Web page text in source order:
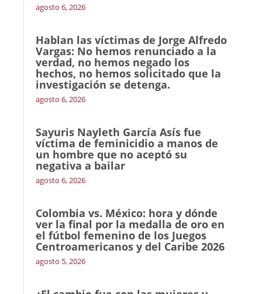
agosto 6, 2026
Hablan las víctimas de Jorge Alfredo
Vargas: No hemos renunciado a la
verdad, no hemos negado los
hechos, no hemos solicitado que la
investigación se detenga.
agosto 6, 2026
Sayuris Nayleth García Asís fue
víctima de feminicidio a manos de
un hombre que no aceptó su
negativa a bailar
agosto 6, 2026
Colombia vs. México: hora y dónde
ver la final por la medalla de oro en
el fútbol femenino de los Juegos
Centroamericanos y del Caribe 2026
agosto 5, 2026